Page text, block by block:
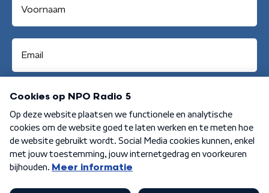
Aanmelden
Algemene voorwaarden